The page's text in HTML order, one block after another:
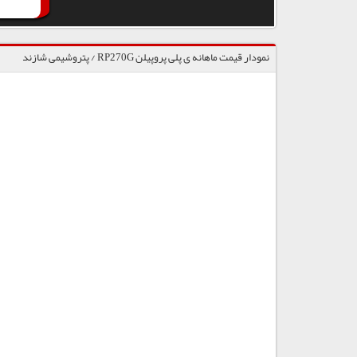
نمودار قیمت ماهانه ی پلی پروپیلن RP270G / پتروشیمی شازند